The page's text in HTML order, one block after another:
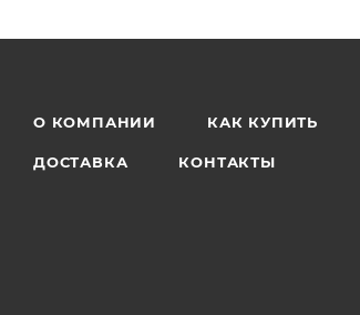
О КОМПАНИИ КАК КУПИТЬ
ДОСТАВКА КОНТАКТЫ